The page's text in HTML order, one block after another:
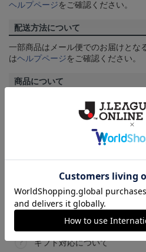
ヘルプページをご確認ください。
配送方法について
一部商品はメール便でのお届けとな
はヘルプページをご確認ください。
商品について
商品画像は、お使いのパソコンのモ
のメーカー・機種・画面設定等によ
て見える場合がございます。あらか
告なく変更になることがございます
その他
決済について
ギフト対応について